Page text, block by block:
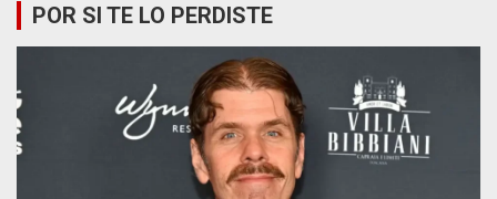
POR SI TE LO PERDISTE